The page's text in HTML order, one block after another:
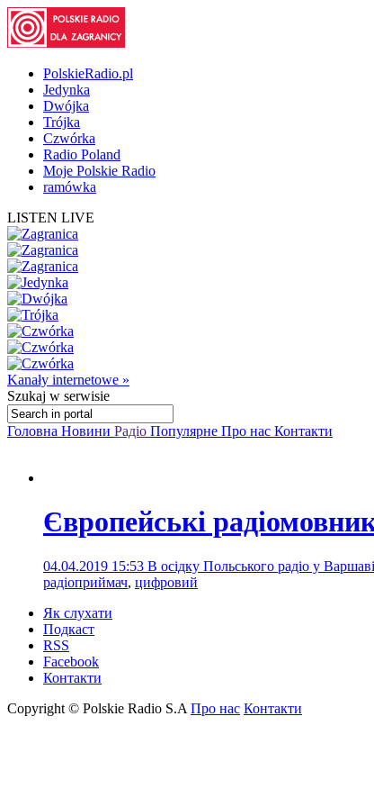
PolskieRadio.pl
Jedynka
Dwójka
Trójka
Czwórka
Radio Poland
Moje Polskie Radio
ramówka
LISTEN LIVE
Kanały internetowe »
Szukaj w serwisie
Головна Новини Радіо Популярне Про нас Контакти
Європейські
04.04.2019 15:53 В осідку Польського радіо у
радіоприймач, цифровий
Як слухати
Подкаст
RSS
Facebook
Контакти
Copyright © Polskie Radio S.A Про нас Контакти